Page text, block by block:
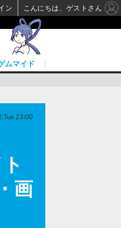
ムマイド
画
Tue 23:00
ン こんにちは、ゲストさん